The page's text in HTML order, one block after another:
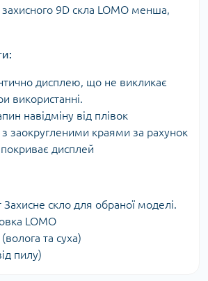
9D скла LOMO менша,
дисплею, що не викликає
використанні.
навідміну від плівок
з заокругленими краями за рахунок
дисплей
скло для обраної моделі.
LOMO
та суха)
пилу)